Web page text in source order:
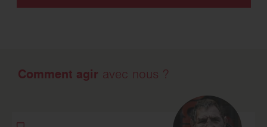
Comment agir avec nous ?